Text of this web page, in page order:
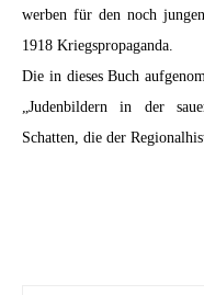
werben für den noch
1918 Kriegspropaganda.
Die in dieses Buch
„Judenbildern in der
Schatten, die der